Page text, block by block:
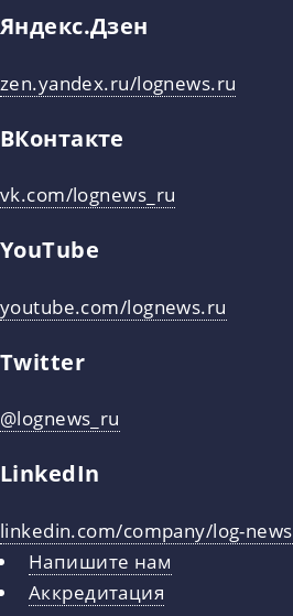
Яндекс.Дзен
zen.yandex.ru/lognews.ru
ВКонтакте
vk.com/lognews_ru
YouTube
youtube.com/lognews.ru
Twitter
@lognews_ru
LinkedIn
linkedin.com/company/log-news
Напишите нам
Аккредитация